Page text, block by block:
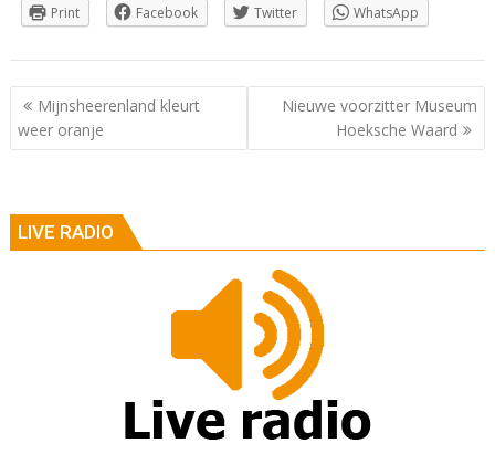
Print Facebook Twitter WhatsApp
Berichtnavigatie
Mijnsheerenland kleurt
weer oranje
Nieuwe voorzitter Museum
Hoeksche Waard
LIVE RADIO